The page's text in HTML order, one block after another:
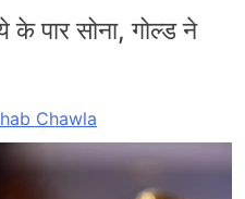
पार सोना, गोल्ड ने
Chawla